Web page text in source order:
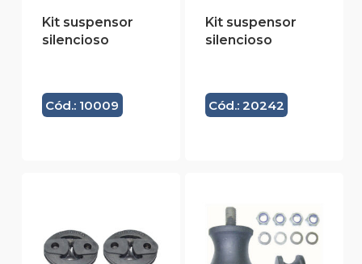
Kit suspensor
silencioso
Cód.: 10009
Kit suspensor
silencioso
Cód.: 20242